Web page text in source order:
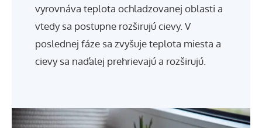
vyrovnáva teplota ochladzovanej oblasti a
vtedy sa postupne rozširujú cievy. V
poslednej fáze sa zvyšuje teplota miesta a
cievy sa naďalej prehrievajú a rozširujú.